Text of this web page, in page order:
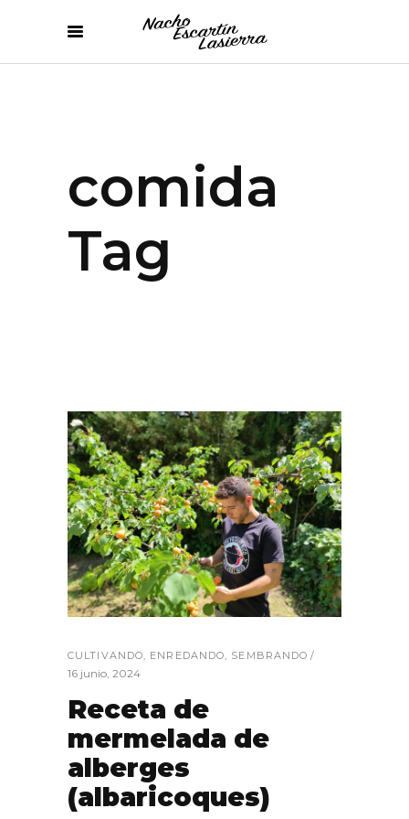
comida
Tag
CULTIVANDO ENREDANDO SEMBRANDO
16 junio, 2024
Receta de
mermelada de
alberges
(albaricoques)